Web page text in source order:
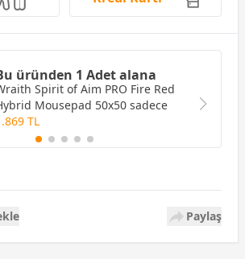
üründen 1 Adet alana
Spirit of Aim PRO Fire Red
Mousepad 50x50 sadece
TL
Paylaş